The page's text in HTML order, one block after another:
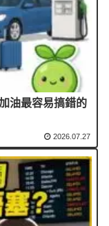
油最容易搞錯的
2026.07.27